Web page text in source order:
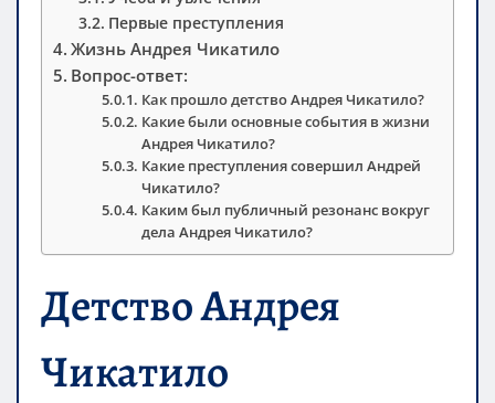
Первые преступления
Жизнь Андрея Чикатило
Вопрос-ответ:
Как прошло детство Андрея Чикатило?
Какие были основные события в жизни
Андрея Чикатило?
Какие преступления совершил Андрей
Чикатило?
Каким был публичный резонанс вокруг
дела Андрея Чикатило?
Детство Андрея
Чикатило